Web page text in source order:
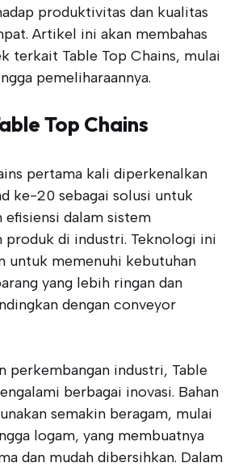
produktivitas dan kualitas
Artikel ini akan membahas
terkait Table Top Chains, mulai
pemeliharaannya.
Top Chains
pertama kali diperkenalkan
ke-20 sebagai solusi untuk
efisiensi dalam sistem
produk di industri. Teknologi ini
untuk memenuhi kebutuhan
yang lebih ringan dan
dengan conveyor
perkembangan industri, Table
berbagai inovasi. Bahan
semakin beragam, mulai
logam, yang membuatnya
dan mudah dibersihkan. Dalam